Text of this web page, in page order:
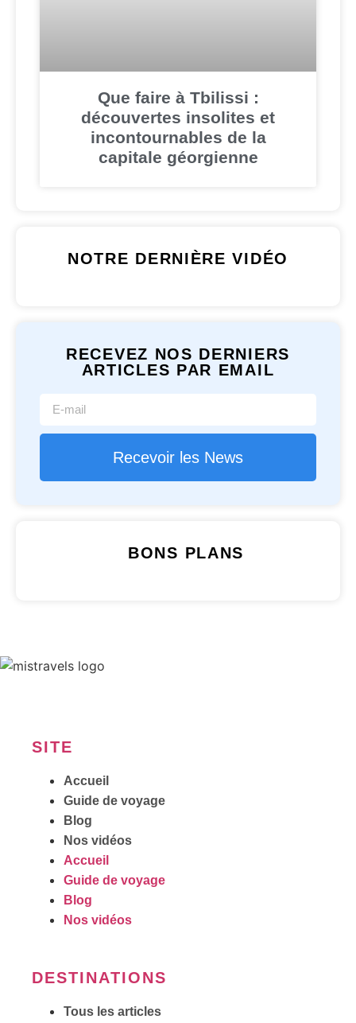
Que faire à Tbilissi :
découvertes insolites et
incontournables de la
capitale géorgienne
NOTRE DERNIÈRE VIDÉO
RECEVEZ NOS DERNIERS
ARTICLES PAR EMAIL
Recevoir les News
BONS PLANS
SITE
Accueil
Guide de voyage
Blog
Nos vidéos
Accueil
Guide de voyage
Blog
Nos vidéos
DESTINATIONS
Tous les articles